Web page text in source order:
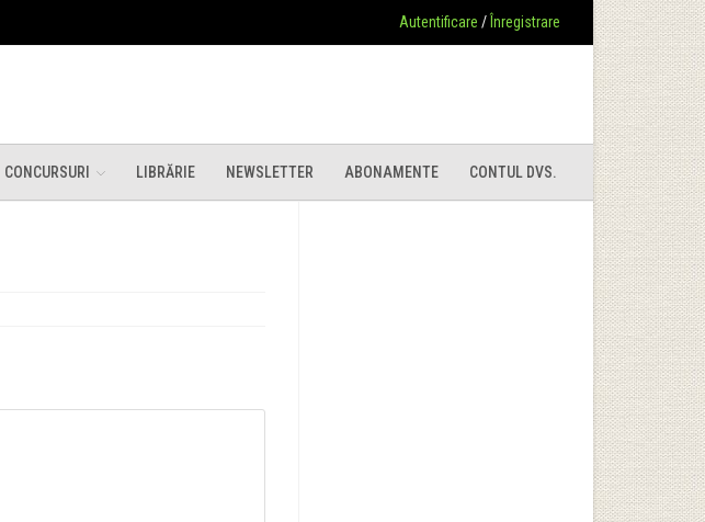
Autentificare / Înregistrare
CONCURSURI LIBRĂRIE NEWSLETTER ABONAMENTE CONTUL DVS.